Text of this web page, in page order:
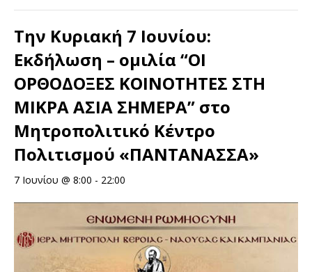
Την Κυριακή 7 Ιουνίου:
Εκδήλωση – ομιλία “ΟΙ
ΟΡΘΟΔΟΞΕΣ ΚΟΙΝΟΤΗΤΕΣ ΣΤΗ
ΜΙΚΡΑ ΑΣΙΑ ΣΗΜΕΡΑ” στο
Μητροπολιτικό Κέντρο
Πολιτισμού «ΠΑΝΤΑΝΑΣΣΑ»
7 Ιουνίου @ 8:00 - 22:00